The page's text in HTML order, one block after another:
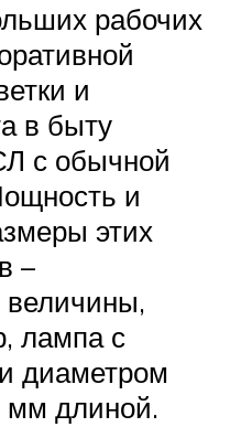
рабочих
и
в быту
с обычной
и
этих
–
лампа с
диаметром
длиной.